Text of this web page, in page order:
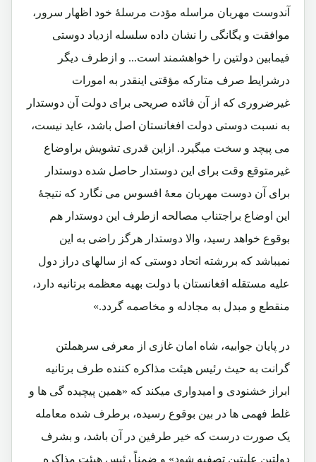
آندوست مهربان مراسله مؤدت مرسلۀ خود اظهار سرور،
موافقت و یگانگی را نشان داده سلسله ازدیاد دوستی
فیمابین دولتین را خواهشمند است... و ازطرف دیگر
درشرایط صرف متارکه مؤقتی اینقدر به امورات
غیرضروری که از آن فائده صریحی برای دولت آن دوستدار
به نسبت دوستی دولت افغانستان اصل باشد، عاید نیست،
می پیچد و سخت میگیرد. ازاین قدری تشویش براوضاع
غیرمتوقع وقت برای این دوستدار حاصل شده دوستدار
برای آن دوست مهربان معۀ افسوس می نگارد که نتیجۀ
این اوضاع براجتناب مصالحه ازطرف این دوستدار هم
بوقوع خواهد رسید، والا دوستدار هرگز راضی به این
نمیباشد که بررشته اتحاد دوستی که از سالهای دراز دول
علیه مستقله افغانستان با دولت بهیه معظمه برتانیه دارد،
منقطع و مبدل به مجادله و مخاصمه گردد.»
در پایان جوابیه، شاه امان غازی از معرفی سرهملتن
گرانت به حیث رئیس هیئت مذاکره کننده طرف برتانیه
ابراز خشنودی و امیدواری میکند که «همین پیچیده گی ها و
غلط فهمی ها در بین بوقوع رسیده، برطرف شده معامله
یک صورت درست که خیر طرفین در آن باشد، و بشرف
دولتین علیتین تصفیه شود» و ضمناً رئیس هیئت مذاکره